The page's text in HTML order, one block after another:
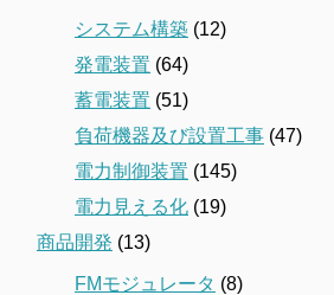
システム構築 (12)
発電装置 (64)
蓄電装置 (51)
負荷機器及び設置工事 (47)
電力制御装置 (145)
電力見える化 (19)
商品開発 (13)
FMモジュレータ (8)